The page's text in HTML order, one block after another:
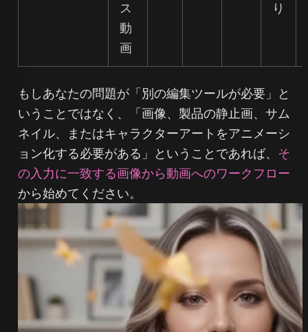
ス
動
画
り
もしあなたの問題が「別の編集ツールが必要」と
いうことではなく、「画像、製品の静止画、サム
ネイル、またはキャラクターアートをアニメーシ
ョン化する必要がある」ということであれば、 そ
の入力に一致する画像から動画へのワークフロー
から始めてください。